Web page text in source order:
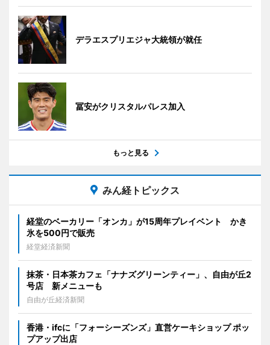
デラエスプリエジャ大統領が就任
冨安がクリスタルパレス加入
もっと見る
みん経トピックス
経堂のベーカリー「オンカ」が15周年プレイベント かき
氷を500円で販売
経堂経済新聞
抹茶・日本茶カフェ「ナナズグリーンティー」、自由が丘2
号店 新メニューも
自由が丘経済新聞
香港・ifcに「フォーシーズンズ」直営ケーキショップ ポッ
プアップ出店